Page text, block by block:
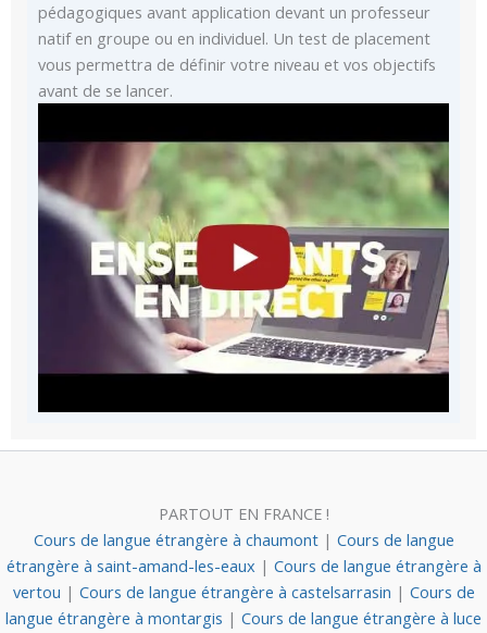
pédagogiques avant application devant un professeur
natif en groupe ou en individuel. Un test de placement
vous permettra de définir votre niveau et vos objectifs
avant de se lancer.
PARTOUT EN FRANCE !
Cours de langue étrangère à chaumont | Cours de langue
étrangère à saint-amand-les-eaux | Cours de langue étrangère à
vertou | Cours de langue étrangère à castelsarrasin | Cours de
langue étrangère à montargis | Cours de langue étrangère à luce